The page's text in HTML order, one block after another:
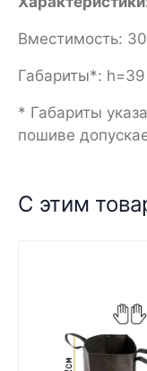
Вместимость:
Габариты*:
* Габариты
пошиве
С этим